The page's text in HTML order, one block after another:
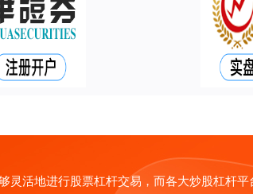
活地进行股票杠杆交易，而各大炒股杠杆